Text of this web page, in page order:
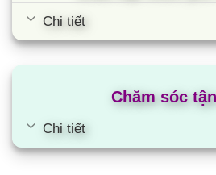
Chi tiết
Chăm sóc
Chi tiết